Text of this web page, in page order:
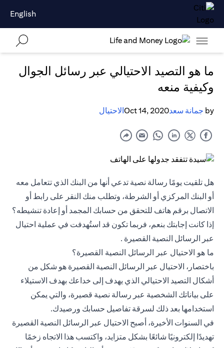
English
ما هو التصيد الاحتيالي عبر رسائل الجوال
وكيفية منعه
by جمانة سعدOct 14, 2020الاحتيال
هل تلقيت يومًا رسالة نصية تدعي أنها من البنك الذي تتعامل معه
أو البنك المركزي أو الشرطة، وتطلب منك النقر على رابط أو
الاتصال برقم هاتف للتحقق من حسابك المجمد أو إعادة تنشيطه؟
إذا كانت إجابتك بنعم، فربما تكون قد استُهدفت في عملية احتيال
عبر الرسائل النصية القصيرة .
ما هو الاحتيال عبر الرسائل النصية القصيرة؟
باختصار، الاحتيال عبر الرسائل النصية القصيرة هو شكل من
أشكال التصيد الاحتيالي الذي يهدف إلى خداعك بهدف الاستيلاء
على بياناتك الشخصية عبر رسالة نصية قصيرة، والتي يمكن
استخدامها بعد ذلك لسرقة تفاصيل حسابك ورصيدك.
في السنوات الأخيرة، أصبح الاحتيال عبر الرسائل النصية القصيرة
تهديدًا إلكترونيًا شائعًا بشكل متزايد، واكتسب هذا الاتجاه زخمًا